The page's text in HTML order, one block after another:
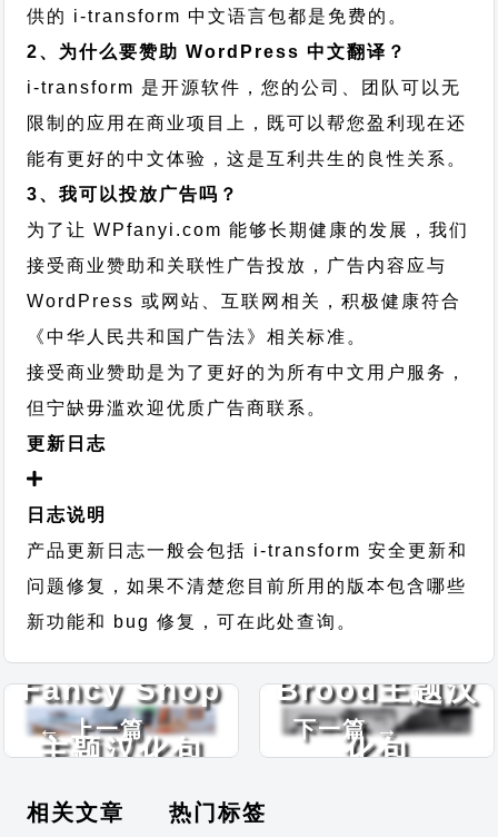
供的 i-transform 中文语言包都是免费的。
2、为什么要赞助 WordPress 中文翻译？
i-transform 是开源软件，您的公司、团队可以无
限制的应用在商业项目上，既可以帮您盈利现在还
能有更好的中文体验，这是互利共生的良性关系。
3、我可以投放广告吗？
为了让 WPfanyi.com 能够长期健康的发展，我们
接受商业赞助和关联性广告投放，广告内容应与
WordPress 或网站、互联网相关，积极健康符合
《中华人民共和国广告法》相关标准。
接受商业赞助是为了更好的为所有中文用户服务，
但宁缺毋滥欢迎优质广告商联系。
更新日志
日志说明
产品更新日志一般会包括 i-transform 安全更新和
问题修复，如果不清楚您目前所用的版本包含哪些
新功能和 bug 修复，可在此处查询。
← 上一篇
Fancy Shop
主题汉化包
下一篇 →
Brood主题汉
化包
相关文章 热门标签